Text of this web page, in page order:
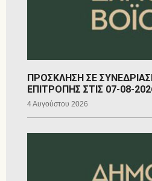
ΠΡΟΣΚΛΗΣΗ ΣΕ
ΕΠΙΤΡΟΠΗΣ ΣΤΙΣ 07-08-
4 Αυγούστου 2026